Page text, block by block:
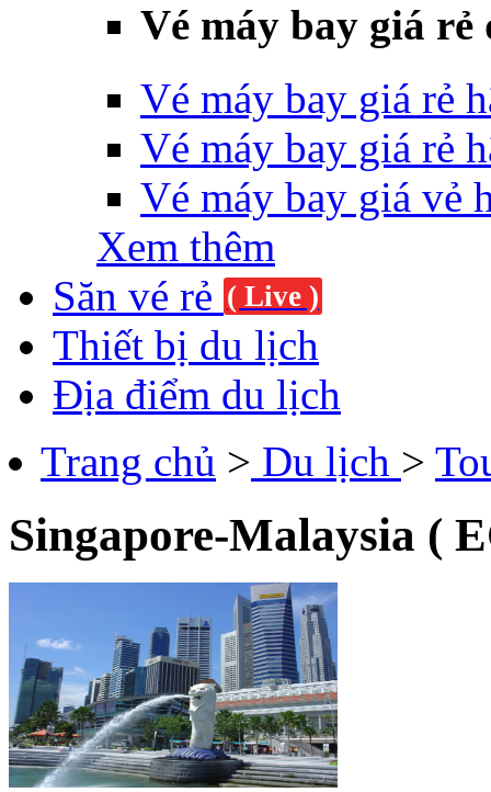
Vé máy bay giá rẻ
Vé máy bay giá rẻ
Vé máy bay giá rẻ
Vé máy bay giá vẻ
Xem thêm
Săn vé rẻ ( Live )
Thiết bị du lịch
Địa điểm du lịch
Trang chủ > Du lịch >
Singapore-Malaysia (